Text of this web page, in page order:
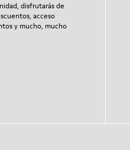
disfrutarás de
acceso
y mucho, mucho